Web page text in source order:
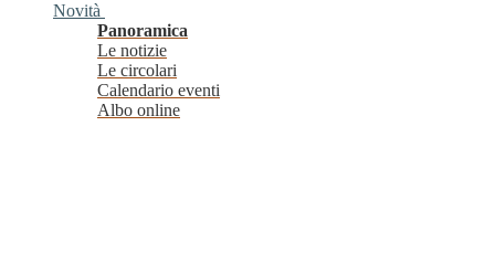
Novità
Panoramica
Le notizie
Le circolari
Calendario eventi
Albo online